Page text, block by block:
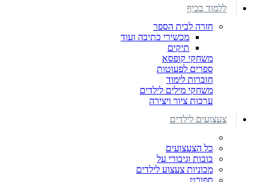
ללמוד בכיף
חזרה לבית הספר
מכשירי כתיבה ועוד
תיקים
משחקי קופסא
ספרים לפעוטות
חוברות לימוד
משחקי מילים לילדים
ערכות ציור ויצירה
צעצועים לילדים
כל הצעצועים
בובות וגיבורי על
מכוניות צעצוע לילדים
ספורט